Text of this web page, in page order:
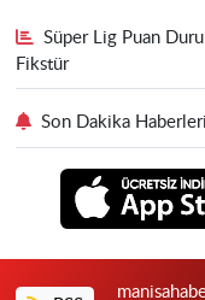
Süper Lig Puan
Fikstür
Son Dakika Haberleri